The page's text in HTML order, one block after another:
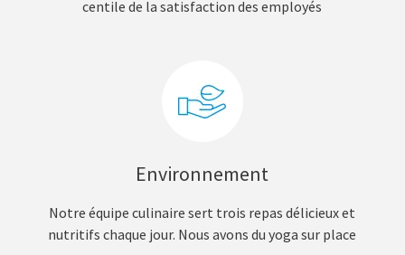
centile de la satisfaction des employés
Environnement
Notre équipe culinaire sert trois repas délicieux et
nutritifs chaque jour. Nous avons du yoga sur place